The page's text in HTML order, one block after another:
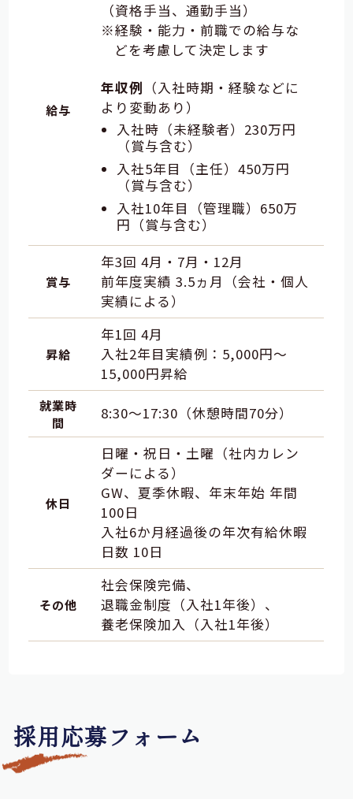
給与
（資格手当、通勤手当）
経験・能力・前職での給与な
どを考慮して決定します
年収例 （入社時期・経験などに
より変動あり）
入社時（未経験者）230万円
（賞与含む）
入社5年目（主任）450万円
（賞与含む）
入社10年目（管理職）650万
円（賞与含む）
賞与
年3回 4月・7月・12月
前年度実績 3.5ヵ月（会社・個人
実績による）
昇給
年1回 4月
入社2年目実績例：5,000円～
15,000円昇給
就業時
間
8:30～17:30（休憩時間70分）
休日
日曜・祝日・土曜（社内カレン
ダーによる）
GW、夏季休暇、年末年始 年間
100日
入社6か月経過後の年次有給休暇
日数 10日
その他
社会保険完備
退職金制度（入社1年後）
養老保険加入（入社1年後）
採用応募フォーム